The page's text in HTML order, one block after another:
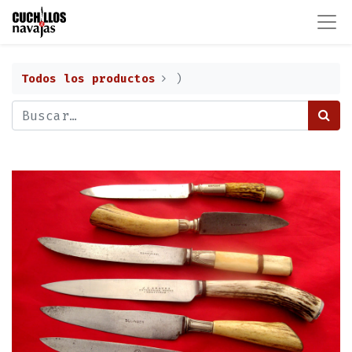
Todos los productos )